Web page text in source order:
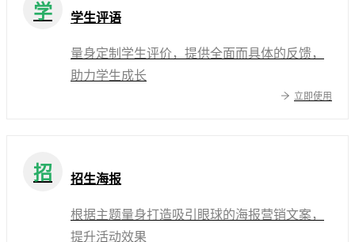
学 学生评语
量身定制学生评价，提供全面而具体的反馈，
助力学生成长
立即使用
招 招生海报
根据主题量身打造吸引眼球的海报营销文案，
提升活动效果